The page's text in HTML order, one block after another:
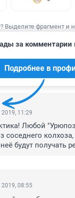
Выделите фрагмент и
55
за комментарии
Подробнее в
11:29
Любой
соседнего
будут
08:55